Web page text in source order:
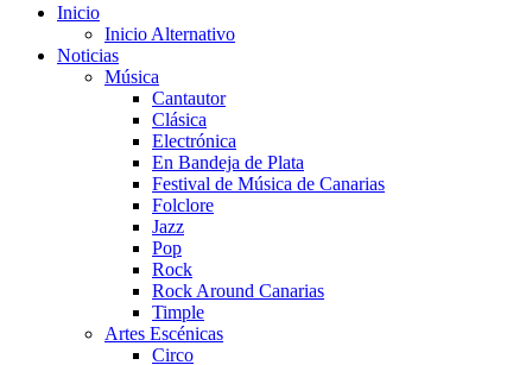
Inicio
Inicio Alternativo
Noticias
Música
Cantautor
Clásica
Electrónica
En Bandeja de Plata
Festival de Música de Canarias
Folclore
Jazz
Pop
Rock
Rock Around Canarias
Timple
Artes Escénicas
Circo